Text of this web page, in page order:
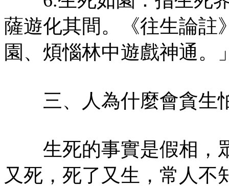
薩遊化其間。《往生論註
園、煩惱林中遊戲神通。
三、人為什麼會貪生
生死的事實是假相，
又死，死了又生，常人不